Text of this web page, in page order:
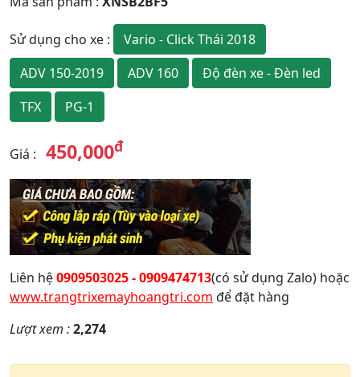
Sử dụng cho xe :
Vario - Click Thái 2018
ADV 150-2019
ADV 160
Độ đèn xe - Đèn led
TFX
PG-1
Giá : 450,000đ
Liên hệ0909503025 - 0909474713(có sử dụng Zalo) hoặc
www.trangtrixemayhoangtri.com để đặt hàng
Lượt xem :2,274